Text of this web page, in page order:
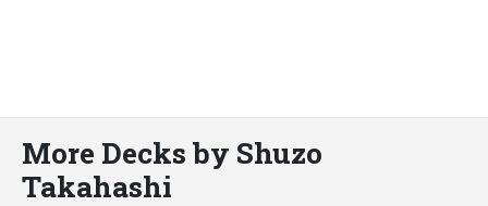
More Decks by Shuzo
Takahashi